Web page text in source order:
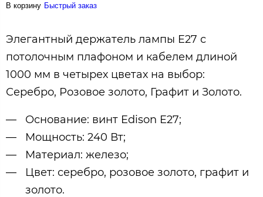
В корзину Быстрый заказ
Элегантный держатель лампы E27 с
потолочным плафоном и кабелем длиной
1000 мм в четырех цветах на выбор:
Серебро, Розовое золото, Графит и Золото.
Основание: винт Edison E27;
Мощность: 240 Вт;
Материал: железо;
Цвет: серебро, розовое золото, графит и
золото.